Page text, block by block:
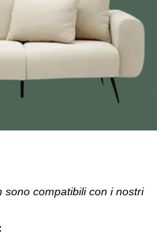
sono compatibili con i nostri